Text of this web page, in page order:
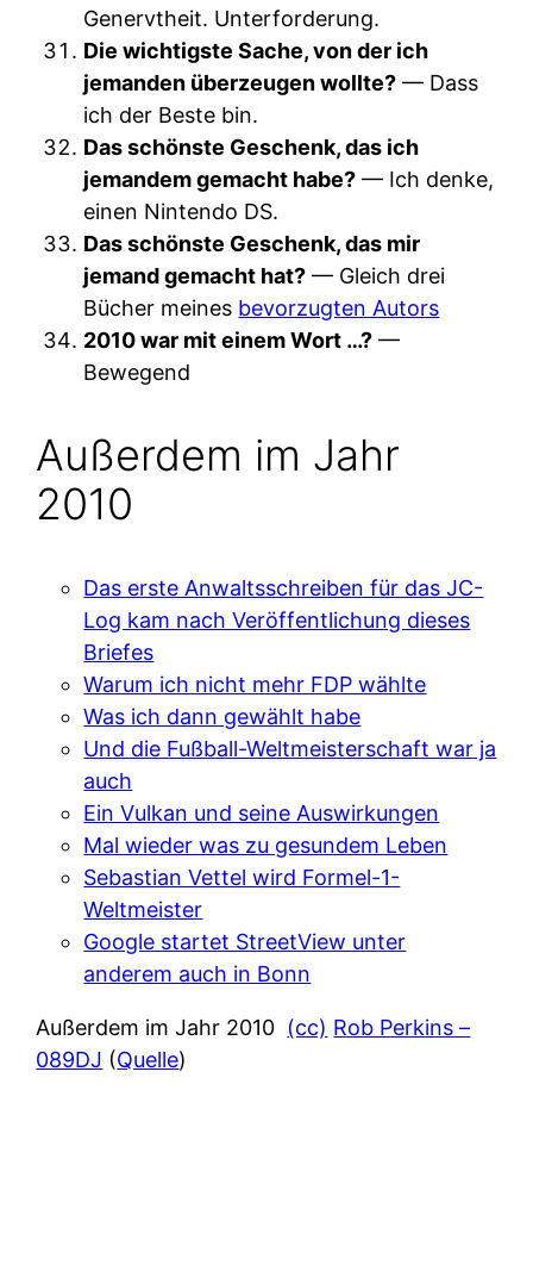
Genervtheit. Unterforderung.
Die wichtigste Sache, von der ich
jemanden überzeugen wollte? — Dass
ich der Beste bin.
Das schönste Geschenk, das ich
jemandem gemacht habe? — Ich denke,
einen Nintendo DS.
Das schönste Geschenk, das mir
jemand gemacht hat? — Gleich drei
Bücher meines bevorzugten Autors
2010 war mit einem Wort …? —
Bewegend
Außerdem im Jahr
2010
Das erste Anwaltsschreiben für das JC-
Log kam nach Veröffentlichung dieses
Briefes
Warum ich nicht mehr FDP wählte
Was ich dann gewählt habe
Und die Fußball-Weltmeisterschaft war ja
auch
Ein Vulkan und seine Auswirkungen
Mal wieder was zu gesundem Leben
Sebastian Vettel wird Formel-1-
Weltmeister
Google startet StreetView unter
anderem auch in Bonn
Außerdem im Jahr 2010 (cc) Rob Perkins –
089DJ (Quelle)